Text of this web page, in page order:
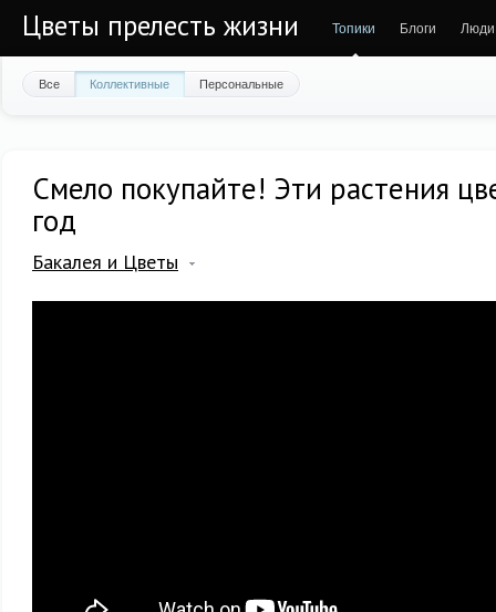
Цветы прелесть жизни Топики Блоги Люди
Все Коллективные Персональные
Смело покупайте! Эти растения
год
Бакалея и Цветы